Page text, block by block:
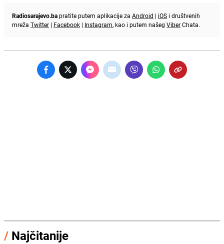
Radiosarajevo.bapratite putem aplikacije za Android | iOS i društvenih
mreža Twitter | Facebook | Instagram, kao i putem našeg ViberChata.
/ Najčitanije